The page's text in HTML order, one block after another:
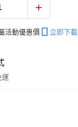
活動優惠價 立即下載
運